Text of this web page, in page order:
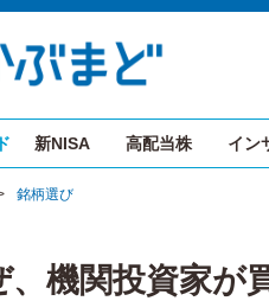
新NISA 高配当株 イン
銘柄選び
、機関投資家が